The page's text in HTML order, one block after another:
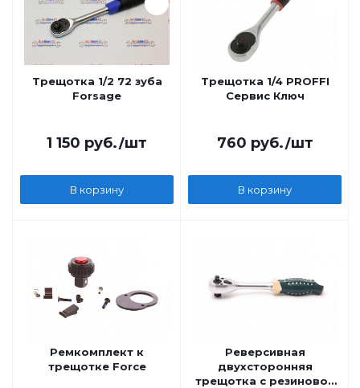
Трещотка 1/2 72 зуба
Forsage
1 150 руб./шт
В корзину
Трещотка 1/4 PROFFI
Сервис Ключ
760 руб./шт
В корзину
Ремкомплект к
трещотке Force
Реверсивная
двухсторонняя
трещотка с резиновой